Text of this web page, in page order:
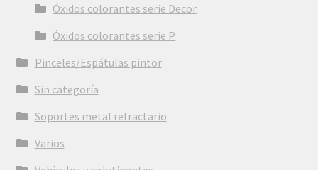
Óxidos colorantes serie Decor
Óxidos colorantes serie P
Pinceles/Espátulas pintor
Sin categoría
Soportes metal refractario
Varios